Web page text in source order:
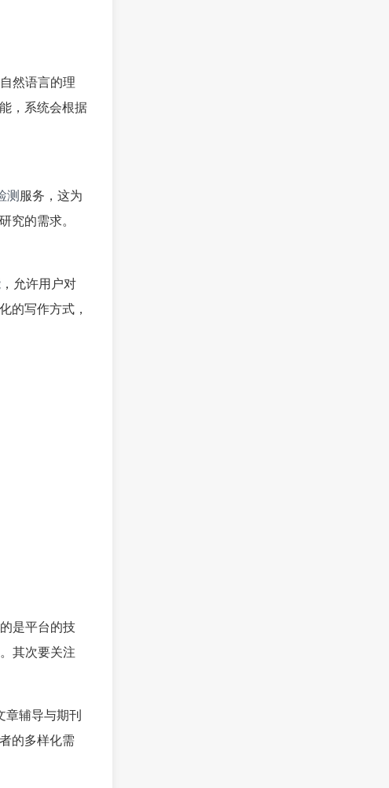
然语言的理
，系统会根据
测 服务，这为
究的需求。
，允许用户对
的写作方式，
是平台的技
其次要关注
章辅导与期刊
的多样化需